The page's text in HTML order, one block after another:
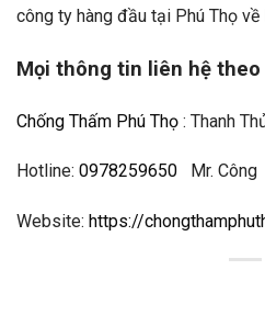
công ty hàng đầu tại Phú Thọ
Mọi thông tin liên hệ theo
Chống Thấm Phú Thọ : Thanh
Hotline: 0978259650 Mr. Công
Website: https://